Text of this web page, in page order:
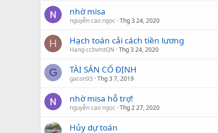
nhờ misa
nguyễn cao ngọc Thg 3 24, 2020
H Hạch toán cải cách tiền lương
Hang-ccbvmtQN Thg 3 24, 2020
G TÀI SẢN CỐ ĐỊNH
gacon93 Thg 3 7, 2019
nhờ misa hỗ trợ!
nguyễn cao ngọc Thg 2 27, 2020
Hủy dự toán